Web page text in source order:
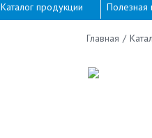
Каталог продукции
Главная /